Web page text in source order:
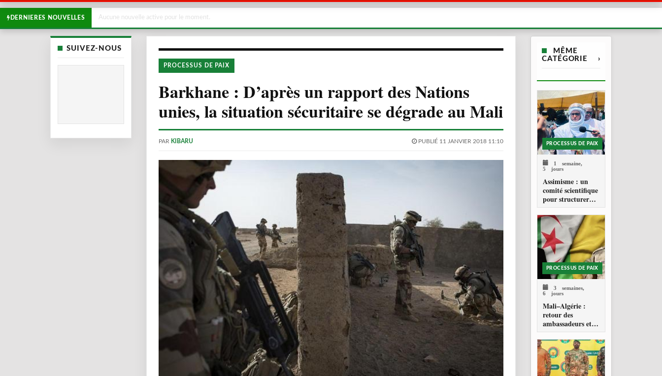
DERNIERES NOUVELLES Aucune nouvelle active pour le moment.
SUIVEZ-NOUS
PROCESSUS DE PAIX
Barkhane : D’après un rapport des Nations
unies, la situation sécuritaire se dégrade au Mali
PAR KIBARU PUBLIÉ 11 JANVIER 2018 11:10
MÊME
CATÉGORIE
›
PROCESSUS DE PAIX
1 semaine,
5 jours
Assimisme : un
comité scientifique
pour structurer
une doctrine de la
refondation
PROCESSUS DE PAIX
3 semaines,
6 jours
Mali–Algérie :
retour des
ambassadeurs et
réouverture des
espaces aériens